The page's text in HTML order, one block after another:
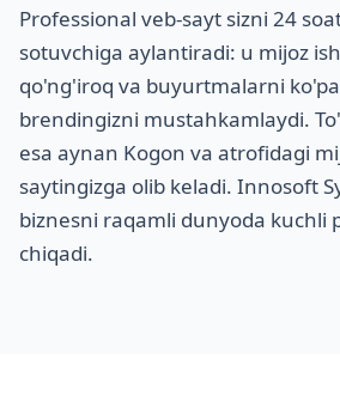
Professional veb-sayt sizni 24
sotuvchiga aylantiradi: u mijoz
qo'ng'iroq va buyurtmalarni
brendingizni mustahkamlaydi.
esa aynan Kogon va atrofidagi
saytingizga olib keladi. Innosoft
biznesni raqamli dunyoda kuchli
chiqadi.